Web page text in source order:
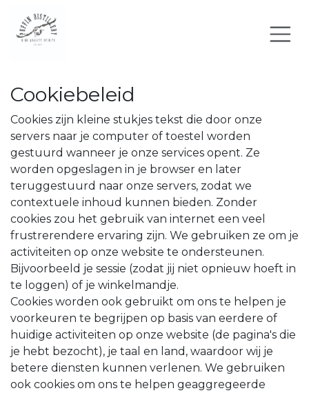
Cookiebeleid
Cookies zijn kleine stukjes tekst die door onze
servers naar je computer of toestel worden
gestuurd wanneer je onze services opent. Ze
worden opgeslagen in je browser en later
teruggestuurd naar onze servers, zodat we
contextuele inhoud kunnen bieden. Zonder
cookies zou het gebruik van internet een veel
frustrerendere ervaring zijn. We gebruiken ze om je
activiteiten op onze website te ondersteunen.
Bijvoorbeeld je sessie (zodat jij niet opnieuw hoeft in
te loggen) of je winkelmandje.
Cookies worden ook gebruikt om ons te helpen je
voorkeuren te begrijpen op basis van eerdere of
huidige activiteiten op onze website (de pagina's die
je hebt bezocht), je taal en land, waardoor wij je
betere diensten kunnen verlenen. We gebruiken
ook cookies om ons te helpen geaggregeerde